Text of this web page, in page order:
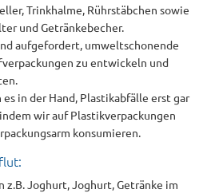
Trinkhalme, Rührstäbchen sowie
und Getränkebecher.
aufgefordert, umweltschonende
zu entwickeln und
in der Hand, Plastikabfälle erst gar
wir auf Plastikverpackungen
konsumieren.
z.B. Joghurt, Joghurt, Getränke im